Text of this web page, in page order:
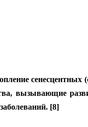
вызывающие
[8]